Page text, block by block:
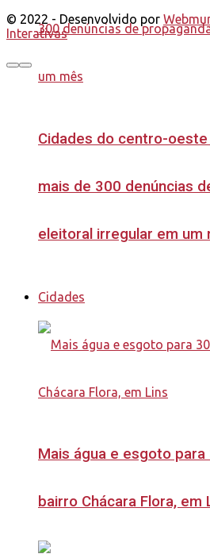
Cidades do centro-
mais de 300 denúncias
eleitoral irregular em um
Cidades
Mais água e esgoto
bairro Chácara Flora, em
© 2022 - Desenvolvido por
Interativas